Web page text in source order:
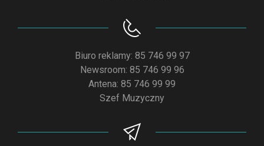
Biuro reklamy: 85 746 99 97
Newsroom: 85 746 99 96
Antena: 85 746 99 99
Szef Muzyczny